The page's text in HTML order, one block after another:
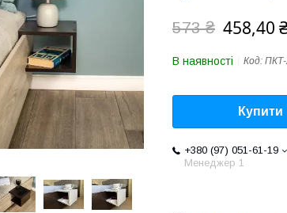
573 ₴ 458,40
В наявності Код: ПКТ-
Купити
+380 (97) 051-61-19
Менеджер 1